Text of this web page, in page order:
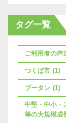
タグ一覧
ご利用者の声
つくば市 (1)
ブータン (1)
中堅・中小・
等の大規模成